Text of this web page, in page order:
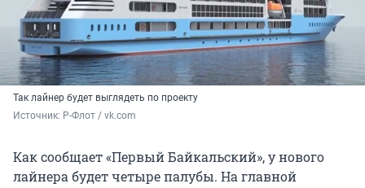
Так лайнер будет выглядеть по проекту
Источник: Р-Флот / vk.com
Как сообщает «Первый Байкальский», у нового
лайнера будет четыре палубы. На главной